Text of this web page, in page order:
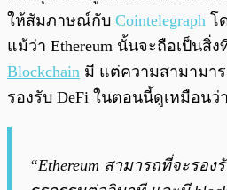
ให้สัมภาษณ์กับ Cointelegraph โ
แม้ว่า Ethereum นั้นจะถือเป็นสิ่
Blockchain มี แต่ความสามามา
รองรับ DeFi ในตอนนี้ดูเหมือนว่
“Ethereum สามารถที่จะรอ